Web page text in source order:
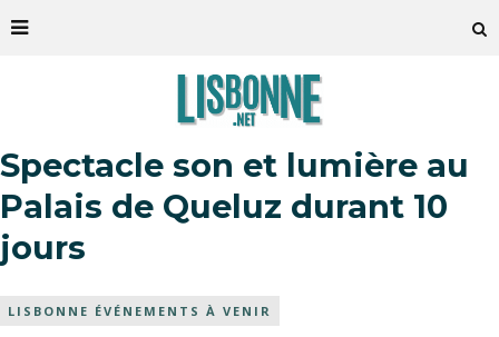
Spectacle son et lumière au
Palais de Queluz durant 10
jours
LISBONNE ÉVÉNEMENTS À VENIR